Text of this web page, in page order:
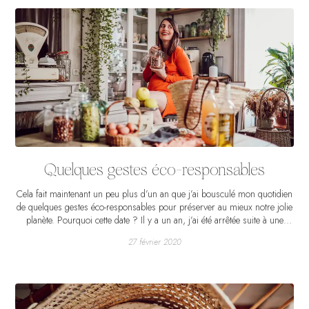
d’insouciance encore et de belles photos, ça fait du bien.
Quelques gestes éco-responsables
27 février 2020
Cela fait maintenant un peu plus d’un an que j’ai bousculé mon quotidien
de quelques gestes éco-responsables pour préserver au mieux notre jolie
planète. Pourquoi cette date ? Il y a un an, j’ai été arrêtée suite à une
permis de prendre le temps de lire, de regarder des vidéos, de creuser le
sa période la plus noire ? Mon père vous dirait que c’est trop tard, écolo
de toujours, il est aujourd’hui plutôt dans une phase de découragement.